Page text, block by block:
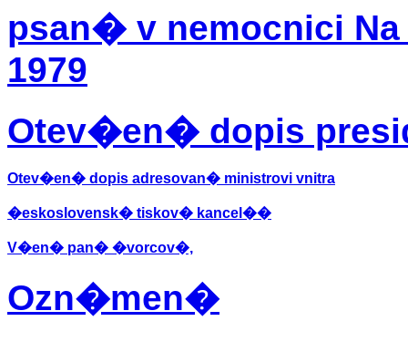
psan� v nemocnici
1979
Otev�en� dopis
Otev�en� dopis adresovan� ministrovi vnitra
�eskoslovensk� tiskov� kancel��
V�en� pan� �vorcov�,
Ozn�men�